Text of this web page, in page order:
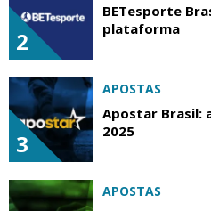
2
BETesporte
plataforma
3
APOSTAS
Apostar Brasil:
2025
APOSTAS